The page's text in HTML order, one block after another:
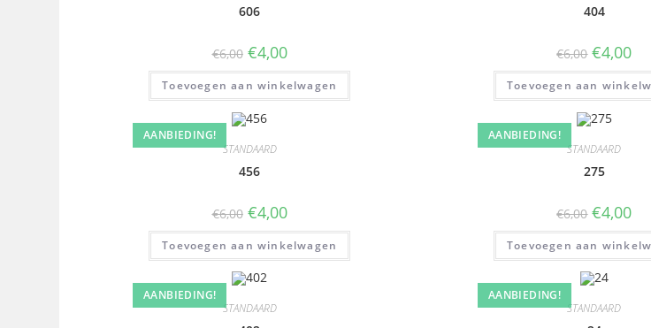
606
€6,00 €4,00
Toevoegen aan winkelwagen
404
€6,00 €4,00
Toevoegen aan
AANBIEDING!
STANDAARD
456
€6,00 €4,00
Toevoegen aan winkelwagen
AANBIEDING!
STANDAARD
275
€6,00 €4,00
Toevoegen aan
AANBIEDING!
STANDAARD
AANBIEDING!
STANDAARD